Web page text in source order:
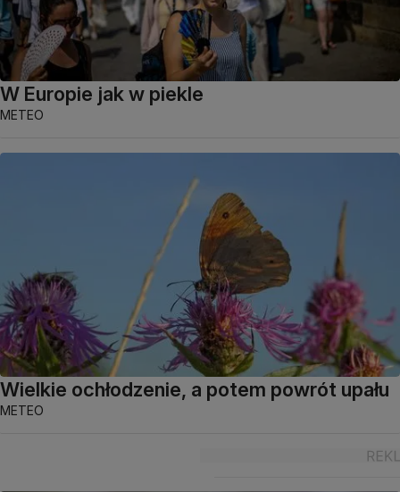
W Europie jak w piekle
METEO
Wielkie ochłodzenie, a potem powrót upału
METEO